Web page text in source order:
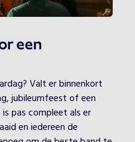
een
Valt er binnenkort
jubileumfeest of een
pas compleet als er
en iedereen de